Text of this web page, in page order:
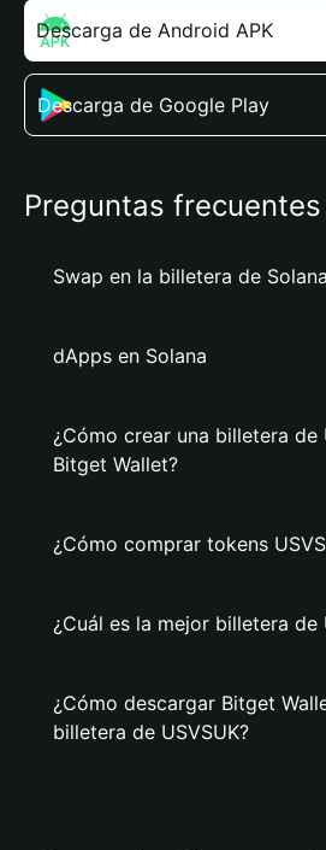
Descarga de Android APK
Descarga de Google Play
Preguntas frecuentes
Swap en la billetera de Solana
dApps en Solana
¿Cómo crear una billetera de
Bitget Wallet?
¿Cómo comprar tokens
¿Cuál es la mejor billetera de
¿Cómo descargar Bitget
billetera de USVSUK?